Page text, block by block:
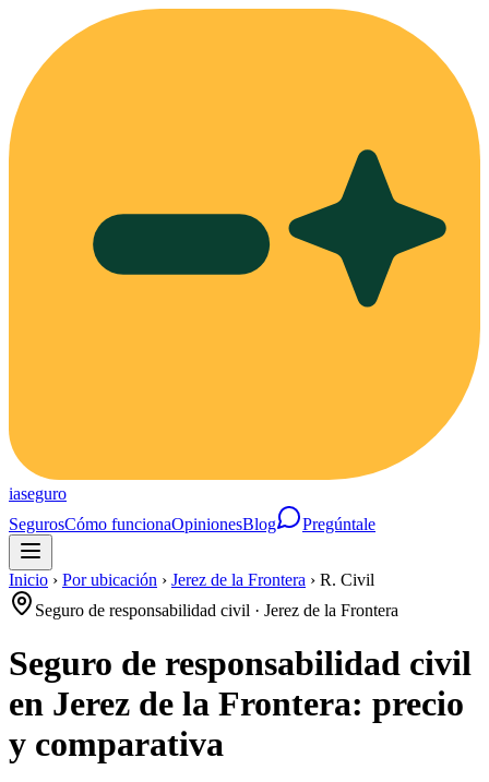
iaseguro
SegurosCómo funcionaOpinionesBlog Pregúntale
Inicio › Por ubicación › Jerez de la Frontera › R. Civil
Seguro de responsabilidad civil · Jerez de la Frontera
Seguro de responsabilidad civil
en Jerez de la Frontera: precio
y comparativa